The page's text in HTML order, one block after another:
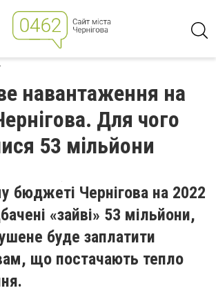
навантаження на
Для чого
53 мільйони
бюджеті Чернігова на 2022
«зайві» 53 мільйони,
буде заплатити
що постачають тепло